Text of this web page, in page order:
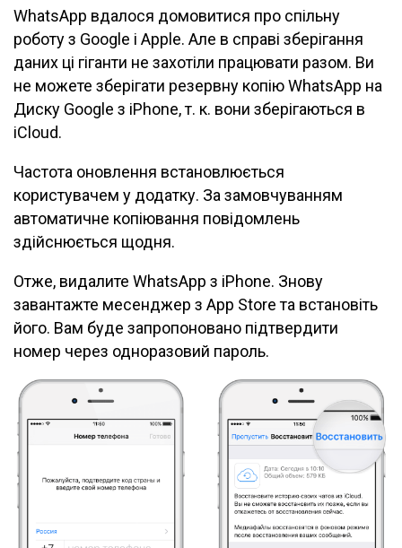
WhatsApp вдалося домовитися про спільну
роботу з Google і Apple. Але в справі зберігання
даних ці гіганти не захотіли працювати разом. Ви
не можете зберігати резервну копію WhatsApp на
Диску Google з iPhone, т. к. вони зберігаються в
iCloud.
Частота оновлення встановлюється
користувачем у додатку. За замовчуванням
автоматичне копіювання повідомлень
здійснюється щодня.
Отже, видалите WhatsApp з iPhone. Знову
завантажте месенджер з App Store та встановіть
його. Вам буде запропоновано підтвердити
номер через одноразовий пароль.